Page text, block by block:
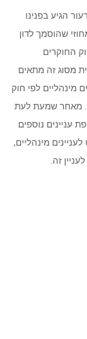
הגיע בפנינו
שהוסמך לדון
החלטות הוועדה לפי סעיף 29 לחוק החוקרים
מסוג זה מתאים
מינהליים לפי חוק
בית המשפט לענינים מינהליים, התש”ס – 2000. מאחר שמעת לעת
עניינים נוספים
מינהליים,
זה.